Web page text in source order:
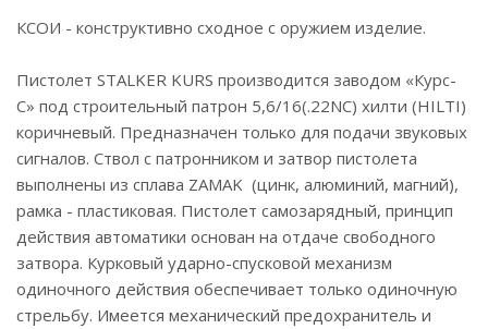
КСОИ - конструктивно сходное с оружием изделие.
Пистолет STALKER KURS производится заводом «Курс-
С» под строительный патрон 5,6/16(.22NC) хилти (HILTI)
коричневый. Предназначен только для подачи звуковых
сигналов. Ствол с патронником и затвор пистолета
выполнены из сплава ZAMAK (цинк, алюминий, магний),
рамка - пластиковая. Пистолет самозарядный, принцип
действия автоматики основан на отдаче свободного
затвора. Курковый ударно-спусковой механизм
одиночного действия обеспечивает только одиночную
стрельбу. Имеется механический предохранитель и